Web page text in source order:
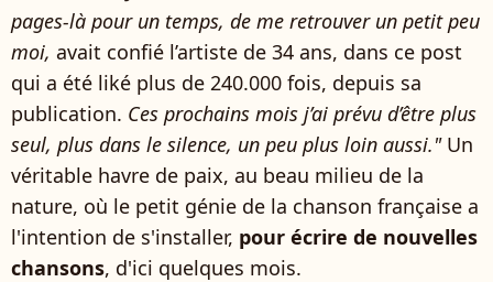
pages-là pour un temps, de me retrouver un petit peu
moi, avait confié l’artiste de 34 ans, dans ce post
qui a été liké plus de 240.000 fois, depuis sa
publication. Ces prochains mois j’ai prévu d’être plus
seul, plus dans le silence, un peu plus loin aussi."Un
véritable havre de paix, au beau milieu de la
nature, où le petit génie de la chanson française a
l'intention de s'installer, pour écrire de nouvelles
chansons, d'ici quelques mois.